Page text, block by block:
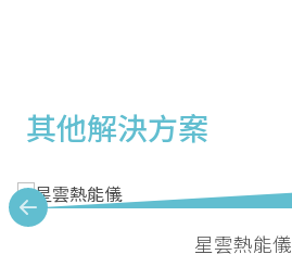
其他解決方案
星雲熱能儀